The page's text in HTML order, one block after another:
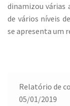
dinamizou várias
de vários níveis
se apresenta um
Relatório de
05/01/2019